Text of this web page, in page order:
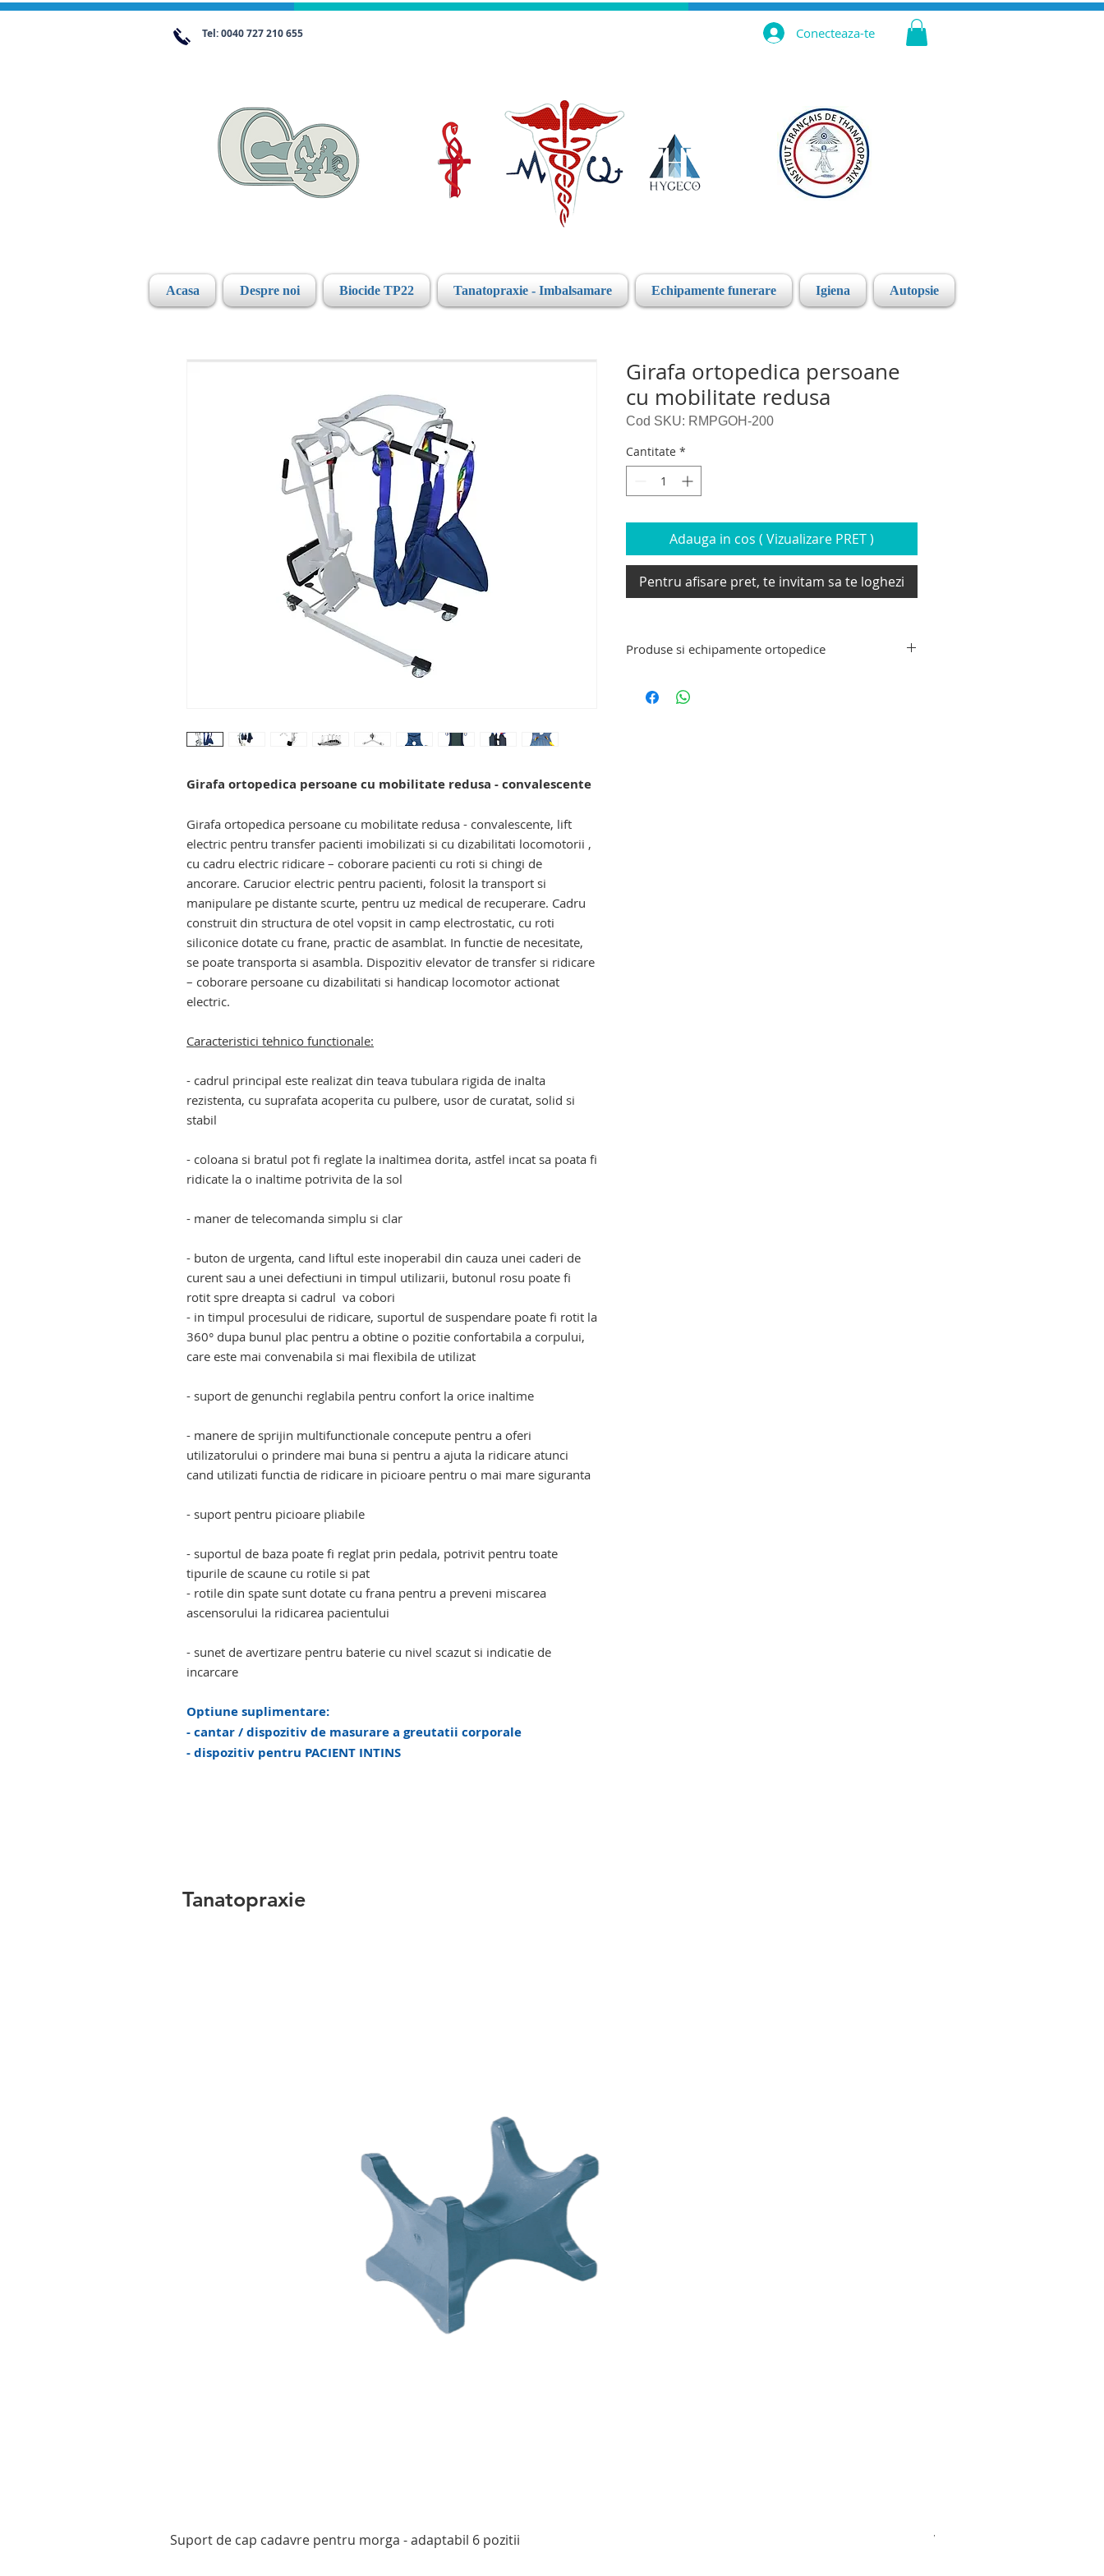
Tel: 0040 727 210 655 Conecteaza-te
Acasa Despre noi Biocide TP22 Tanatopraxie - Imbalsamare Echipamente funerare Igiena Autopsie
Girafa ortopedica persoane cu mobilitate redusa - convalescente
Girafa ortopedica persoane cu mobilitate redusa - convalescente, lift
electric pentru transfer pacienti imobilizati si cu dizabilitati locomotorii ,
cu cadru electric ridicare – coborare pacienti cu roti si chingi de
ancorare. Carucior electric pentru pacienti, folosit la transport si
manipulare pe distante scurte, pentru uz medical de recuperare. Cadru
construit din structura de otel vopsit in camp electrostatic, cu roti
siliconice dotate cu frane, practic de asamblat. In functie de necesitate,
se poate transporta si asambla. Dispozitiv elevator de transfer si ridicare
– coborare persoane cu dizabilitati si handicap locomotor actionat
electric.
Caracteristici tehnico functionale:
- cadrul principal este realizat din teava tubulara rigida de inalta
rezistenta, cu suprafata acoperita cu pulbere, usor de curatat, solid si
stabil
- coloana si bratul pot fi reglate la inaltimea dorita, astfel incat sa poata fi
ridicate la o inaltime potrivita de la sol
- maner de telecomanda simplu si clar
- buton de urgenta, cand liftul este inoperabil din cauza unei caderi de
curent sau a unei defectiuni in timpul utilizarii, butonul rosu poate fi
rotit spre dreapta si cadrul va cobori
- in timpul procesului de ridicare, suportul de suspendare poate fi rotit la
360° dupa bunul plac pentru a obtine o pozitie confortabila a corpului,
care este mai convenabila si mai flexibila de utilizat
- suport de genunchi reglabila pentru confort la orice inaltime
- manere de sprijin multifunctionale concepute pentru a oferi
utilizatorului o prindere mai buna si pentru a ajuta la ridicare atunci
cand utilizati functia de ridicare in picioare pentru o mai mare siguranta
- suport pentru picioare pliabile
- suportul de baza poate fi reglat prin pedala, potrivit pentru toate
tipurile de scaune cu rotile si pat
- rotile din spate sunt dotate cu frana pentru a preveni miscarea
ascensorului la ridicarea pacientului
- sunet de avertizare pentru baterie cu nivel scazut si indicatie de
incarcare
Optiune suplimentare:
- cantar / dispozitiv de masurare a greutatii corporale
- dispozitiv pentru PACIENT INTINS
Girafa ortopedica persoane
cu mobilitate redusa
Cod SKU: RMPGOH-200
Cantitate *
Adauga in cos ( Vizualizare PRET )
Pentru afisare pret, te invitam sa te loghezi
Produse si echipamente ortopedice
scaun cu rotile pentru persoane imobilizate si cu
Tanatopraxie
Afișare rapidă
Suport de cap cadavre pentru morga - adaptabil 6 pozitii Valiza de transport